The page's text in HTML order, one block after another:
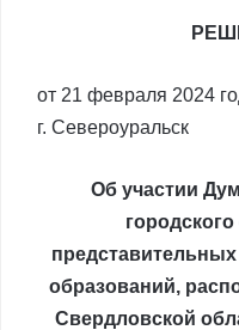
от 21 февраля 2024
г. Североуральск
Об участии
образований,
Свердловской